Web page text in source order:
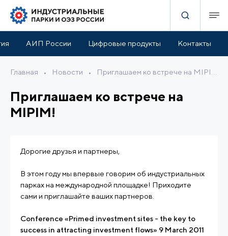
АИП России Цифровые продукты Контакты
Главная • Новости •
Приглашаем ко встрече на
MIPIM!
Дорогие друзья и партнеры,
В этом году мы впервые говорим об индустриальных
парках на международной площадке! Приходите
сами и приглашайте ваших партнеров.
Conference «Primed investment sites - the key to
success in attracting investment flows» 9 March 2011